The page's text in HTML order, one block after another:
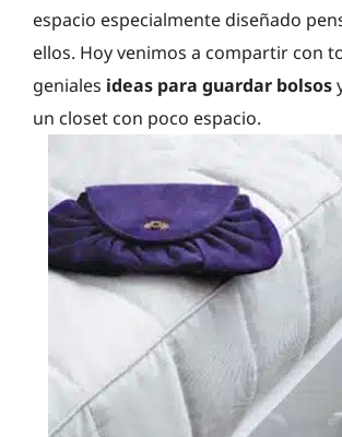
espacio especialmente diseñado
ellos. Hoy venimos a compartir con
geniales ideas para guardar bolsos
un closet con poco espacio.